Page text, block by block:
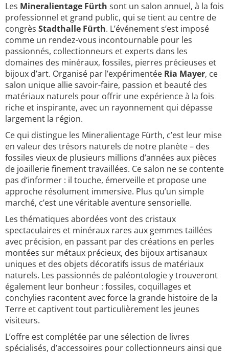
Les Mineralientage Fürth sont un salon annuel, à la fois
professionnel et grand public, qui se tient au centre de
congrès Stadthalle Fürth. L’événement s’est imposé
comme un rendez-vous incontournable pour les
passionnés, collectionneurs et experts dans les
domaines des minéraux, fossiles, pierres précieuses et
bijoux d’art. Organisé par l’expérimentée Ria Mayer, ce
salon unique allie savoir-faire, passion et beauté des
matériaux naturels pour offrir une expérience à la fois
riche et inspirante, avec un rayonnement qui dépasse
largement la région.
Ce qui distingue les Mineralientage Fürth, c’est leur mise
en valeur des trésors naturels de notre planète – des
fossiles vieux de plusieurs millions d’années aux pièces
de joaillerie finement travaillées. Ce salon ne se contente
pas d’informer : il touche, émerveille et propose une
approche résolument immersive. Plus qu’un simple
marché, c’est une véritable aventure sensorielle.
Les thématiques abordées vont des cristaux
spectaculaires et minéraux rares aux gemmes taillées
avec précision, en passant par des créations en perles
montées sur métaux précieux, des bijoux artisanaux
uniques et des objets décoratifs issus de matériaux
naturels. Les passionnés de paléontologie y trouveront
également leur bonheur : fossiles, coquillages et
conchylies racontent avec force la grande histoire de la
Terre et captivent tout particulièrement les jeunes
visiteurs.
L’offre est complétée par une sélection de livres
spécialisés, d’accessoires pour collectionneurs ainsi que